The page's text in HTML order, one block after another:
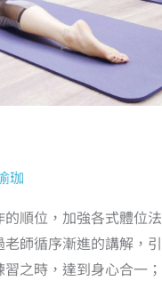
珈
順位，加強各式體位法
師循序漸進的講解，引
之時，達到身心合一；